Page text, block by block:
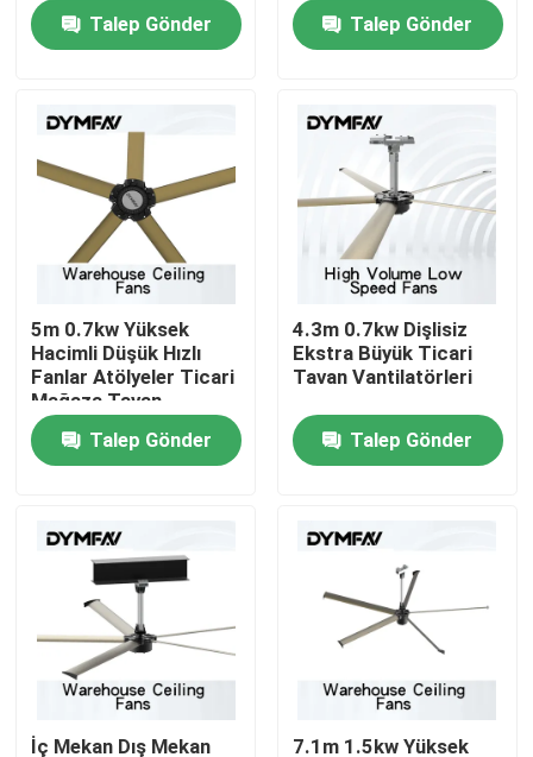
Hakkımızda
Fabrika turu
Kalite kontrol
Bizimle iletişime geçin
Büyük HVLS Hayranları
Endüstriyel HVLS Fanları
Ticari HVLS Fanları
Talep Gönder
Talep Gönder
5m 0.7kw Yüksek
Hacimli Düşük Hızlı
Fanlar Atölyeler Ticari
Mağaza Tavan
Vantilatörleri
Talep Gönder
4.3m 0.7kw Dişlisiz
Ekstra Büyük Ticari
Tavan Vantilatörleri
Talep Gönder
İç Mekan Dış Mekan 7.1m 1.5kw Yüksek